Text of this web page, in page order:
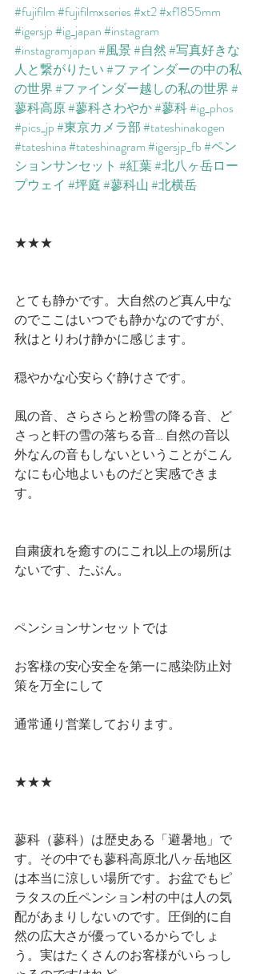
#fujifilm#fujifilmxseries#xt2#xf1855mm
#igersjp#ig_japan#instagram
#instagramjapan#風景#自然#写真好きな
人と繋がりたい#ファインダーの中の私
の世界#ファインダー越しの私の世界#
蓼科高原#蓼科さわやか#蓼科#ig_phos
#pics_jp#東京カメラ部#tateshinakogen
#tateshina#tateshinagram#igersjp_fb#ペン
ションサンセット #紅葉#北八ヶ岳ロー
プウェイ #坪庭#蓼科山#北横岳
★★★
とても静かです。大自然のど真ん中な
のでここはいつでも静かなのですが、
秋はとりわけ静かに感じます。
穏やかな心安らぐ静けさです。
風の音、さらさらと粉雪の降る音、ど
さっと軒の雪の落ちる音… 自然の音以
外なんの音もしないということがこん
なにも心地よいものだと実感できま
す。
自粛疲れを癒すのにこれ以上の場所は
ないです、たぶん。
ペンションサンセットでは
お客様の安心安全を第一に感染防止対
策を万全にして
通常通り営業しております。
★★★
蓼科（蓼科）は歴史ある「避暑地」で
す。その中でも蓼科高原北八ヶ岳地区
は本当に涼しい場所です。お盆でもピ
ラタスの丘ペンション村の中は人の気
配があまりしないのです。圧倒的に自
然の広大さが優っているからでしょ
う。実はたくさんのお客様がいらっし